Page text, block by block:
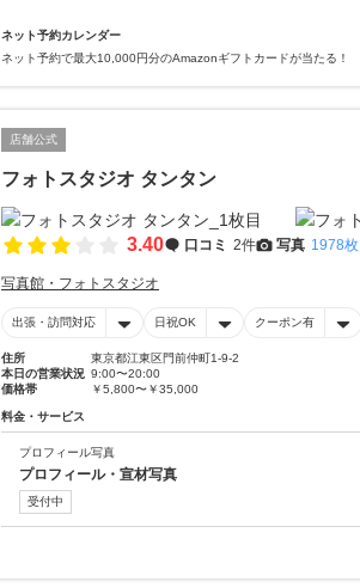
ネット予約カレンダー
ネット予約で最大10,000円分のAmazonギフトカードが当たる！
店舗公式
フォトスタジオ タンタン
3.40 口コミ 2件 写真 1978枚
写真館・フォトスタジオ
出張・訪問対応 日祝OK クーポン有
住所
東京都江東区門前仲町1-9-2
本日の営業状況 9:00〜20:00
価格帯
￥5,800〜￥35,000
料金・サービス
プロフィール写真
プロフィール・宣材写真
受付中